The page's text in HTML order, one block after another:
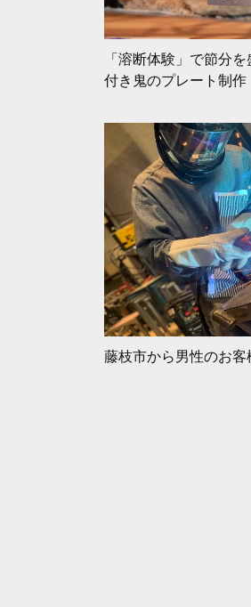
「溶断体験」で節分
付き鬼のプレート制作
藤枝市から男性のお客